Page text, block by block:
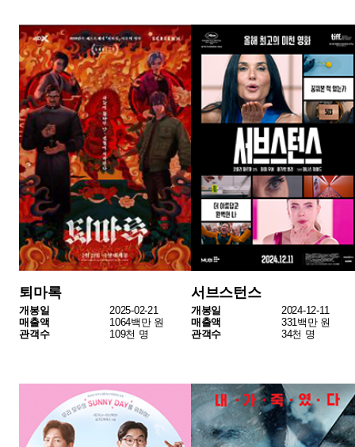
괜찮아? 괜찮아, 괜찮아!
개봉일
2025-02-26
매출액
28백만 원
관객수
3천 명
꼬마 판다 팡의 아프리카 대모험
개봉일
2025-01-22
매출액
13백만 원
관객수
2천 명